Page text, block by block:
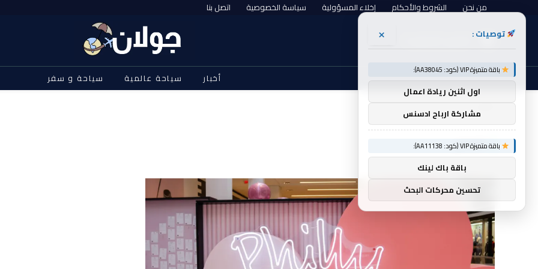
من نحن الشروط والأحكام إخلاء المسؤولية سياسة الخصوصية اتصل بنا
أخبار سياحة عالمية سياحة و سفر
قصص
توصيات : ×
باقة متميزة VIP (كود: AA38045):
اول اثنين ريادة اعمال
مشاركة ارباح ادسنس
باقة متميزة VIP (كود: AA11138):
باقة باك لينك
تحسين محركات البحث